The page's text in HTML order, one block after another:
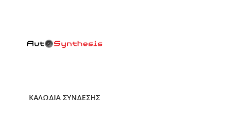
ΚΑΛΩΔΙΑ ΣΥΝΔΕΣΗΣ